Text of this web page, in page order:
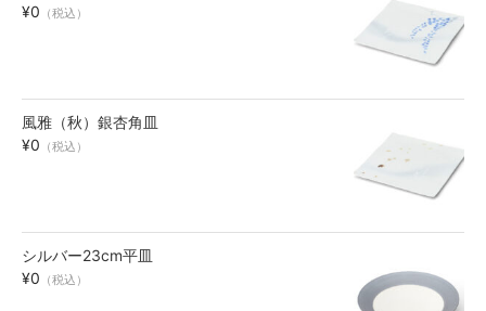
¥0 （税込）
風雅（秋）銀杏角皿
¥0 （税込）
シルバー23cm平皿
¥0 （税込）